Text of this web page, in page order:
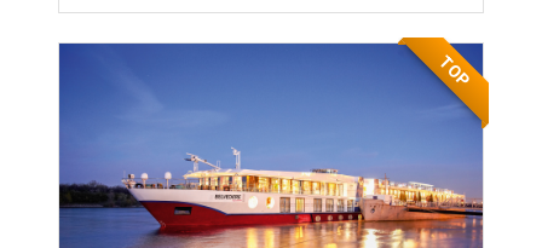
TOP